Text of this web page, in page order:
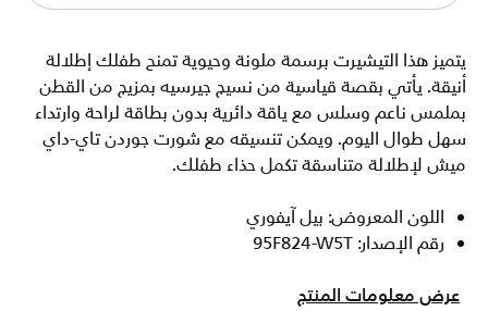
يتميز هذا التيشيرت برسمة ملونة وحيوية تمنح طفلك إطلالة
أنيقة. يأتي بقصة قياسية من نسيج جيرسيه بمزيج من القطن
بملمس ناعم وسلس مع ياقة دائرية بدون بطاقة لراحة وارتداء
سهل طوال اليوم. ويمكن تنسيقه مع شورت جوردن تاي-داي
ميش لإطلالة متناسقة تكمل حذاء طفلك.
اللون المعروض: بيل آيفوري
رقم الإصدار: 95F824-W5T
عرض معلومات المنتج